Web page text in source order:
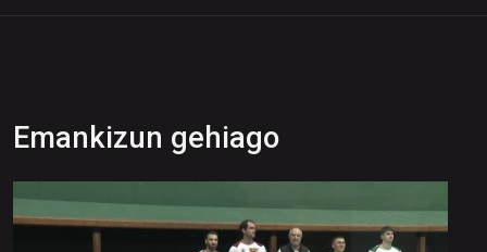
Emankizun gehiago